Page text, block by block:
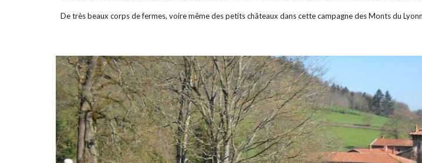
De très beaux corps de fermes, voire même des petits châteaux dans cette campagne des Monts du